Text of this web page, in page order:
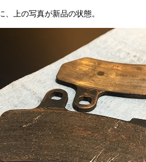
、上の写真が新品の状態。